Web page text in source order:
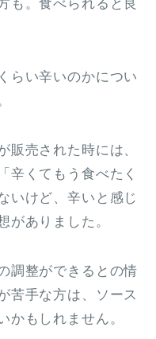
も。食べられると良
らい辛いのかについ
販売された時には、
辛くてもう食べたく
いけど、辛いと感じ
がありました。
調整ができるとの情
苦手な方は、ソース
かもしれません。